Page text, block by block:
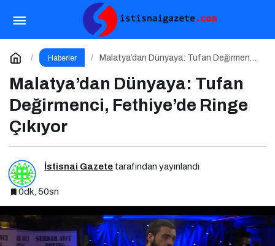
Haberler
Malatya’dan Dünyaya: Tufan Değirmenci,
Malatya’dan Dünyaya: Tufan
Değirmenci, Fethiye’de Ringe
Çıkıyor
İstisnai Gazete tarafından yayınlandı
0dk, 50sn
Korkudan Dramatik Yolculuklara Yeni Filmler
Yorum Yap